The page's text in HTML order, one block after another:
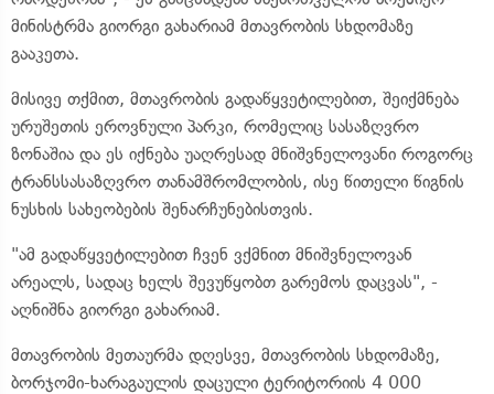
მინისტრმა გიორგი გახარიამ მთავრობის სხდომაზე
გააკეთა.
მისივე თქმით, მთავრობის გადაწყვეტილებით, შეიქმნება
ურუშეთის ეროვნული პარკი, რომელიც სასაზღვრო
ზონაშია და ეს იქნება უაღრესად მნიშვნელოვანი როგორც
ტრანსსასაზღვრო თანამშრომლობის, ისე წითელი წიგნის
ნუსხის სახეობების შენარჩუნებისთვის.
"ამ გადაწყვეტილებით ჩვენ ვქმნით მნიშვნელოვან
არეალს, სადაც ხელს შევუწყობთ გარემოს დაცვას", -
აღნიშნა გიორგი გახარიამ.
მთავრობის მეთაურმა დღესვე, მთავრობის სხდომაზე,
ბორჯომი-ხარაგაულის დაცული ტერიტორიის 4 000